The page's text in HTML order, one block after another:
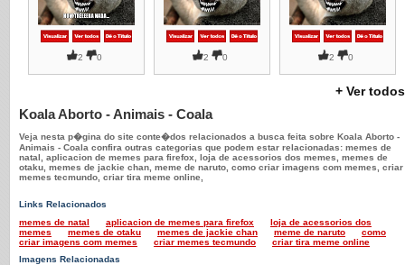
2 0 2 0 2 0
+ Ver todos
Koala Aborto - Animais - Coala
Veja nesta p�gina do site conte�dos relacionados a busca feita sobre Koala Aborto -
Animais - Coala confira outras categorias que podem estar relacionadas: memes de
natal, aplicacion de memes para firefox, loja de acessorios dos memes, memes de
otaku, memes de jackie chan, meme de naruto, como criar imagens com memes, criar
memes tecmundo, criar tira meme online,
Links Relacionados
memes de natal
aplicacion de memes para firefox
loja de acessorios dos
memes
memes de otaku memes de jackie chan meme de naruto
como
criar imagens com memes
criar memes tecmundo
criar tira meme online
Imagens Relacionadas